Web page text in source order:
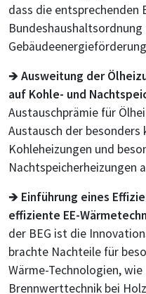
dass die entsprechenden
🡺Ausweitung der
auf Kohle- und
Austauschprämie für
Austausch der besonders
Kohleheizungen und
Nachtspeicherheizungen
🡺 Einführung eines
effiziente EE-
der BEG ist die
brachte Nachteile für
Wärme-Technologien,
Brennwerttechnik bei